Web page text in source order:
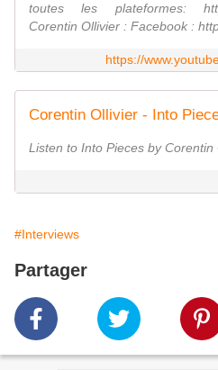
toutes les plateformes:
Corentin Ollivier : Facebook :
https://
Corentin Ollivier - Into
Listen to Into Pieces by Corentin
#Interviews
Partager